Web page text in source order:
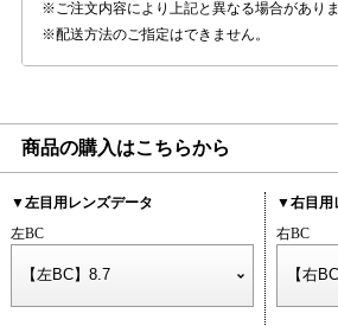
ご注文内容により上記と異なる場合がありま
配送方法のご指定はできません。
商品の購入はこちらから
▼左目用レンズデータ
左BC
▼右目用
右BC